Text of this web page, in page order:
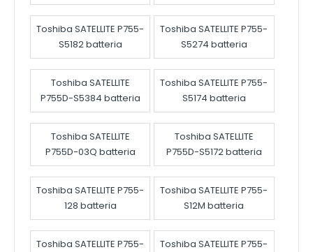
Toshiba SATELLITE P755-
S5182 batteria
Toshiba SATELLITE P755-
S5274 batteria
Toshiba SATELLITE
P755D-S5384 batteria
Toshiba SATELLITE P755-
S5174 batteria
Toshiba SATELLITE
P755D-03Q batteria
Toshiba SATELLITE
P755D-S5172 batteria
Toshiba SATELLITE P755-
128 batteria
Toshiba SATELLITE P755-
S12M batteria
Toshiba SATELLITE P755-
Toshiba SATELLITE P755-